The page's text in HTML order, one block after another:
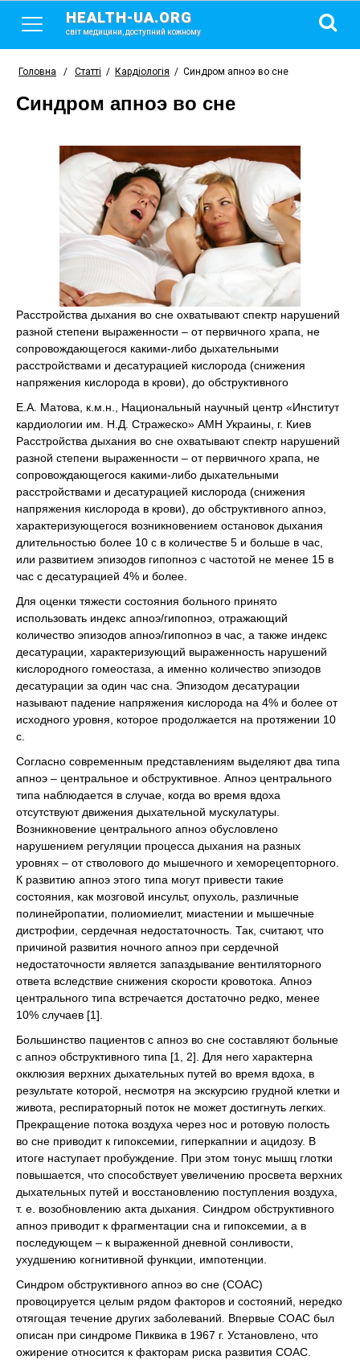
HEALTH-UA.ORG
світ медицини, доступний кожному
Головна / Статті / Кардіологія / Синдром апноэ во сне
Синдром апноэ во сне
Расстройства дыхания во сне охватывают спектр нарушений
разной степени выраженности – от первичного храпа, не
сопровождающегося какими-либо дыхательными
расстройствами и десатурацией кислорода (снижения
напряжения кислорода в крови), до обструктивного
Е.А. Матова, к.м.н., Национальный научный центр «Институт
кардиологии им. Н.Д. Стражеско» АМН Украины, г. Киев
Расстройства дыхания во сне охватывают спектр нарушений
разной степени выраженности – от первичного храпа, не
сопровождающегося какими-либо дыхательными
расстройствами и десатурацией кислорода (снижения
напряжения кислорода в крови), до обструктивного апноэ,
характеризующегося возникновением остановок дыхания
длительностью более 10 с в количестве 5 и больше в час,
или развитием эпизодов гипопноэ с частотой не менее 15 в
час с десатурацией 4% и более.
Для оценки тяжести состояния больного принято
использовать индекс апноэ/гипопноэ, отражающий
количество эпизодов апноэ/гипопноэ в час, а также индекс
десатурации, характеризующий выраженность нарушений
кислородного гомеостаза, а именно количество эпизодов
десатурации за один час сна. Эпизодом десатурации
называют падение напряжения кислорода на 4% и более от
исходного уровня, которое продолжается на протяжении 10
с.
Согласно современным представлениям выделяют два типа
апноэ – центральное и обструктивное. Апноэ центрального
типа наблюдается в случае, когда во время вдоха
отсутствуют движения дыхательной мускулатуры.
Возникновение центрального апноэ обусловлено
нарушением регуляции процесса дыхания на разных
уровнях – от стволового до мышечного и хеморецепторного.
К развитию апноэ этого типа могут привести такие
состояния, как мозговой инсульт, опухоль, различные
полинейропатии, полиомиелит, миастении и мышечные
дистрофии, сердечная недостаточность. Так, считают, что
причиной развития ночного апноэ при сердечной
недостаточности является запаздывание вентиляторного
ответа вследствие снижения скорости кровотока. Апноэ
центрального типа встречается достаточно редко, менее
10% случаев [1].
Большинство пациентов с апноэ во сне составляют больные
с апноэ обструктивного типа [1, 2]. Для него характерна
окклюзия верхних дыхательных путей во время вдоха, в
результате которой, несмотря на экскурсию грудной клетки и
живота, респираторный поток не может достигнуть легких.
Прекращение потока воздуха через нос и ротовую полость
во сне приводит к гипоксемии, гиперкапнии и ацидозу. В
итоге наступает пробуждение. При этом тонус мышц глотки
повышается, что способствует увеличению просвета верхних
дыхательных путей и восстановлению поступления воздуха,
т. е. возобновлению акта дыхания. Синдром обструктивного
апноэ приводит к фрагментации сна и гипоксемии, а в
последующем – к выраженной дневной сонливости,
ухудшению когнитивной функции, импотенции.
Синдром обструктивного апноэ во сне (СОАС)
провоцируется целым рядом факторов и состояний, нередко
отягощая течение других заболеваний. Впервые СОАС был
описан при синдроме Пиквика в 1967 г. Установлено, что
ожирение относится к факторам риска развития СОАС.